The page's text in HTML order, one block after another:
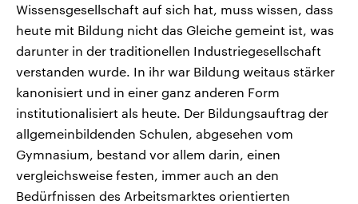
Wissensgesellschaft auf sich hat, muss wissen, dass
heute mit Bildung nicht das Gleiche gemeint ist, was
darunter in der traditionellen Industriegesellschaft
verstanden wurde. In ihr war Bildung weitaus stärker
kanonisiert und in einer ganz anderen Form
institutionalisiert als heute. Der Bildungsauftrag der
allgemeinbildenden Schulen, abgesehen vom
Gymnasium, bestand vor allem darin, einen
vergleichsweise festen, immer auch an den
Bedürfnissen des Arbeitsmarktes orientierten